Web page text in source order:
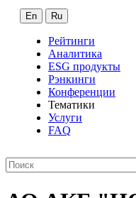
En Ru
Рейтинги
Аналитика
ESG продукты
Рэнкинги
Конференции
Тематики
Услуги
FAQ